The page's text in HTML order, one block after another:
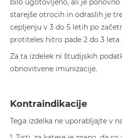
bilo ugotovljeno, ali je
starejše otrocih in odraslih je
cepljenju v 3 do 5 letih po
protiteles hitro pade 2 do 3 leta
Za ta izdelek ni študijskih
obnovitvene imunizacije.
Kontraindikacije
Tega izdelka ne uporabljajte v